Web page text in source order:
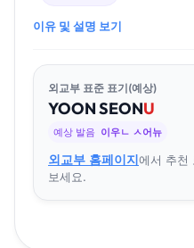
이유 및 설명 보기
외교부 표준 표기(예상)
YOONSEONU
예상 발음 이우ㄴ ㅅ어뉴
외교부 홈페이지에서 추천
보세요.